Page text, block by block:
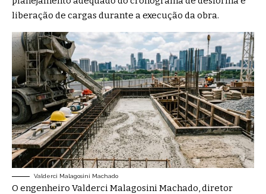
liberação de cargas durante a execução da obra.
Valderci Malagosini Machado
O engenheiro Valderci Malagosini Machado, diretor